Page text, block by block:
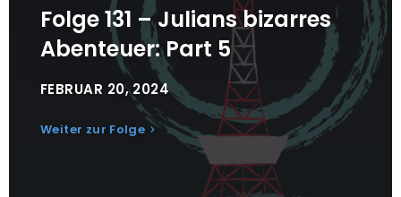
Folge 131 – Julians bizarres
Abenteuer: Part 5
FEBRUAR 20, 2024
Weiter zur Folge